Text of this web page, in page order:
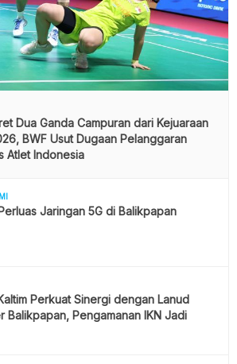
Dua Ganda Campuran dari Kejuaraan
BWF Usut Dugaan Pelanggaran
Atlet Indonesia
Jaringan 5G di Balikpapan
Perkuat Sinergi dengan Lanud
Balikpapan, Pengamanan IKN Jadi